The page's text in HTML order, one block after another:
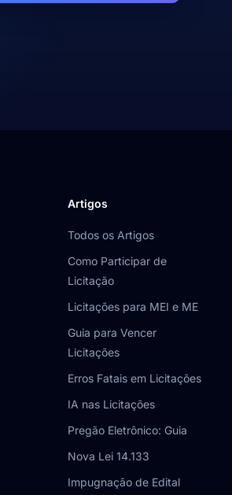
Artigos
Todos os Artigos
Como Participar de
Licitação
Licitações para MEI e ME
Guia para Vencer
Licitações
Erros Fatais em Licitações
IA nas Licitações
Pregão Eletrônico: Guia
Nova Lei 14.133
Impugnação de Edital